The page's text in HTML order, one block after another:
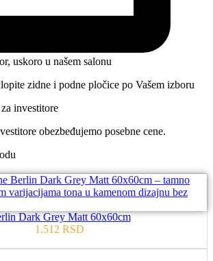
uskoro u našem salonu
zidne i podne pločice po Vašem izboru
investitore
obezbeđujemo posebne cene.
Dark Grey Matt 60x60cm
1.512 RSD